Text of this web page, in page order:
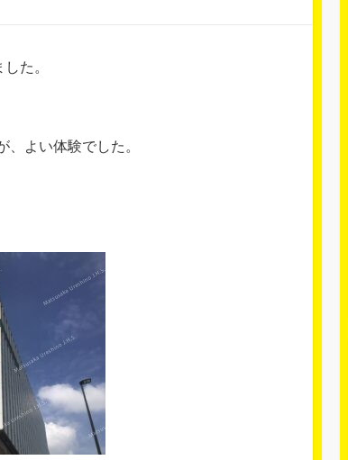
た。
よい体験でした。